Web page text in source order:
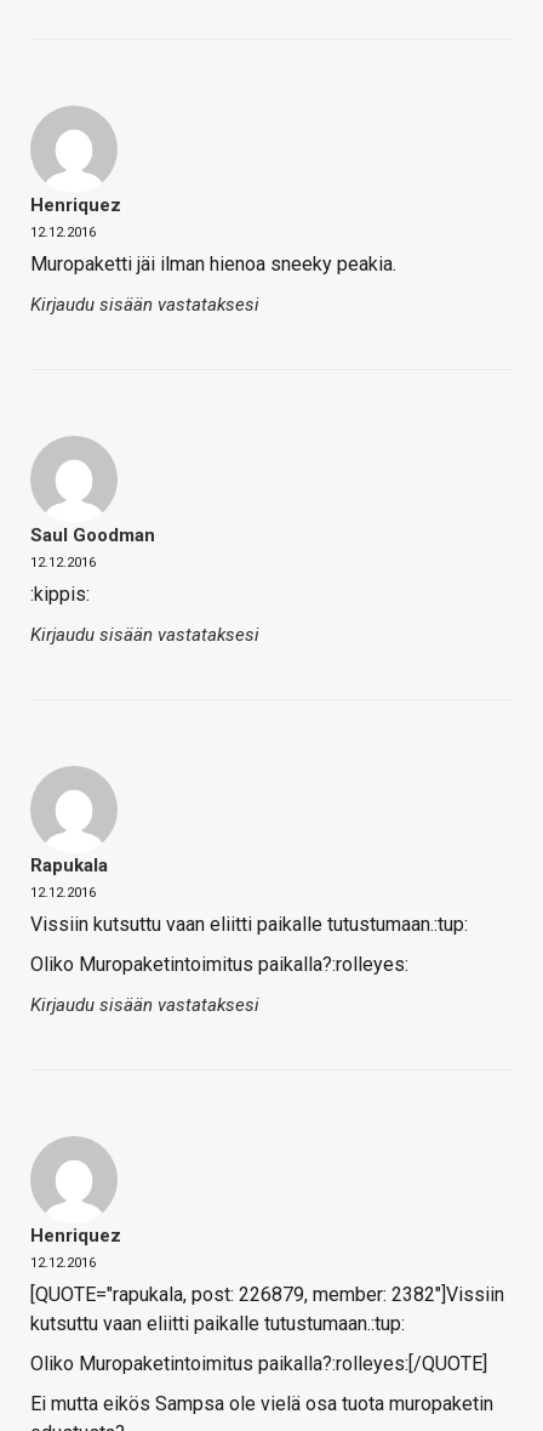
Henriquez
12.12.2016
Muropaketti jäi ilman hienoa sneeky peakia.
Kirjaudu sisään vastataksesi
Saul Goodman
12.12.2016
:kippis:
Kirjaudu sisään vastataksesi
Rapukala
12.12.2016
Vissiin kutsuttu vaan eliitti paikalle tutustumaan.:tup:
Oliko Muropaketintoimitus paikalla?:rolleyes:
Kirjaudu sisään vastataksesi
Henriquez
12.12.2016
[QUOTE="rapukala, post: 226879, member: 2382"]Vissiin
kutsuttu vaan eliitti paikalle tutustumaan.:tup:
Oliko Muropaketintoimitus paikalla?:rolleyes:[/QUOTE]
Ei mutta eikös Sampsa ole vielä osa tuota muropaketin